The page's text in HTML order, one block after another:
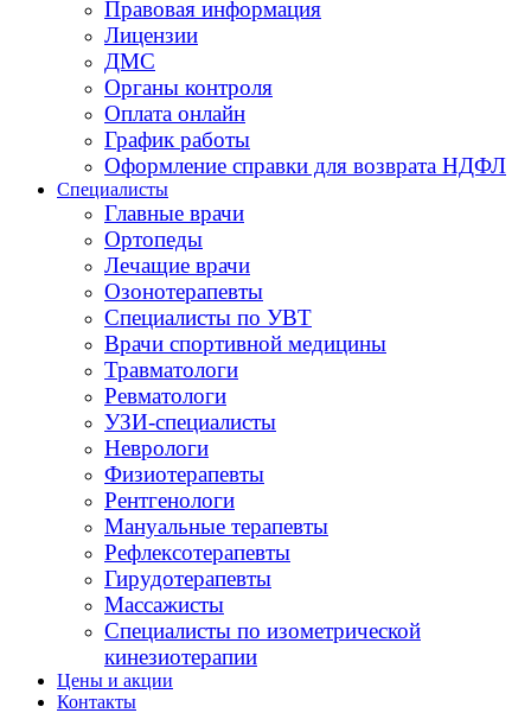
Правовая информация
Лицензии
ДМС
Органы контроля
Оплата онлайн
График работы
Оформление справки для возврата НДФЛ
Специалисты
Главные врачи
Ортопеды
Лечащие врачи
Озонотерапевты
Специалисты по УВТ
Врачи спортивной медицины
Травматологи
Ревматологи
УЗИ-специалисты
Неврологи
Физиотерапевты
Рентгенологи
Мануальные терапевты
Рефлексотерапевты
Гирудотерапевты
Массажисты
Специалисты по изометрической
кинезиотерапии
Цены и акции
Контакты